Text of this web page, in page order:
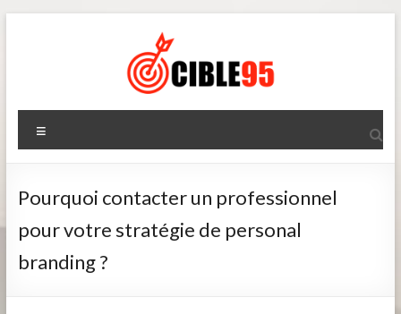
Cible95
Pourquoi contacter un professionnel
pour votre stratégie de personal
branding ?